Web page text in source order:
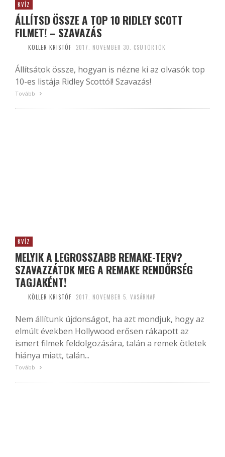
KVÍZ
ÁLLÍTSD ÖSSZE A TOP 10 RIDLEY SCOTT
FILMET! – SZAVAZÁS
KÖLLER KRISTÓF 2017. NOVEMBER 30. CSÜTÖRTÖK
Állítsátok össze, hogyan is nézne ki az olvasók top
10-es listája Ridley Scottól! Szavazás!
Tovább
KVÍZ
MELYIK A LEGROSSZABB REMAKE-TERV?
SZAVAZZÁTOK MEG A REMAKE RENDŐRSÉG
TAGJAKÉNT!
KÖLLER KRISTÓF 2017. NOVEMBER 5. VASÁRNAP
Nem állítunk újdonságot, ha azt mondjuk, hogy az
elmúlt években Hollywood erősen rákapott az
ismert filmek feldolgozására, talán a remek ötletek
hiánya miatt, talán...
Tovább